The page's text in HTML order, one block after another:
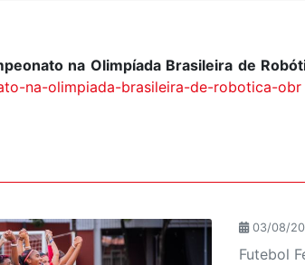
na Olimpíada Brasileira de
na-olimpiada-brasileira-de-robotica-obr
03/08/
Futebol